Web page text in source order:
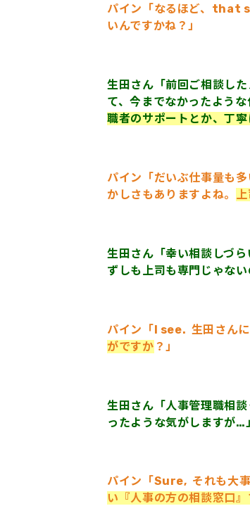
パイン「なるほど、
いんですかね？」
生田さん「前回ご相談し
て、今までなかったよう
職者のサポートとか、丁
パイン「だいぶ仕事量も
かしさもありますよね。
生田さん「幸い相談しづ
ずしも上司も専門じゃな
パイン「I see. 生田さん
がですか ？」
生田さん「人事管理職相
ったような気がしますが…」
パイン「Sure, それも大事
い『人事の方の相談窓口』